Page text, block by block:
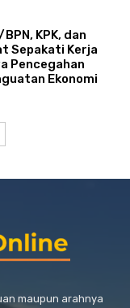
KPK, dan
Sepakati Kerja
Pencegahan
Ekonomi
maupun arahnya